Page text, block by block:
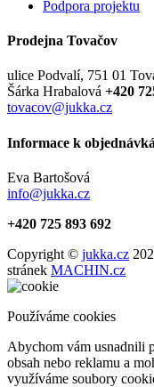
Podpora projektu
Prodejna Tovačov
ulice Podvalí, 751 01
Šárka Hrabalová +420
tovacov@jukka.cz
Informace k
Eva Bartošová
info@jukka.cz
+420 725 893 692
Copyright © jukka.cz
stránek MACHIN.cz
Používáme cookies
Abychom vám usnadnili
obsah nebo reklamu a
využíváme soubory